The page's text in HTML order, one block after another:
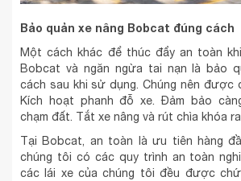
Bảo quản xe nâng Bobcat đúng cách
Một cách khác để thúc đẩy an toàn
Bobcat và ngăn ngừa tai nạn là bảo
cách sau khi sử dụng. Chúng nên được
Kích hoạt phanh đỗ xe. Đảm bảo
chạm đất. Tắt xe nâng và rút chìa khóa
Tại Bobcat, an toàn là ưu tiên hàng
chúng tôi có các quy trình an toàn
các lái xe của chúng tôi đều được